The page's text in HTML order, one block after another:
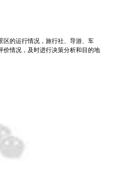
区的运行情况，旅行社、导游、车
价情况，及时进行决策分析和目的地